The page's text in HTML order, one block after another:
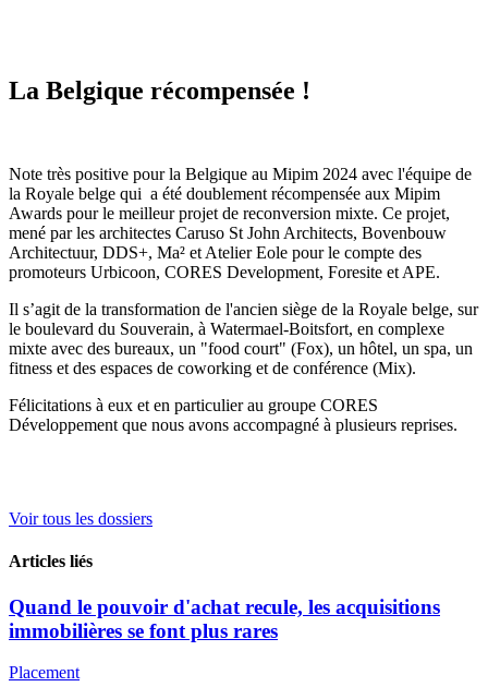
La Belgique récompensée !
Note très positive pour la Belgique au Mipim 2024 avec l'équipe de
la Royale belge qui a été doublement récompensée aux Mipim
Awards pour le meilleur projet de reconversion mixte. Ce projet,
mené par les architectes Caruso St John Architects, Bovenbouw
Architectuur, DDS+, Ma² et Atelier Eole pour le compte des
promoteurs Urbicoon, CORES Development, Foresite et APE.
Il s’agit de la transformation de l'ancien siège de la Royale belge, sur
le boulevard du Souverain, à Watermael-Boitsfort, en complexe
mixte avec des bureaux, un "food court" (Fox), un hôtel, un spa, un
fitness et des espaces de coworking et de conférence (Mix).
Félicitations à eux et en particulier au groupe CORES
Développement que nous avons accompagné à plusieurs reprises.
Voir tous les dossiers
Articles liés
Quand le pouvoir d'achat recule, les acquisitions
immobilières se font plus rares
Placement